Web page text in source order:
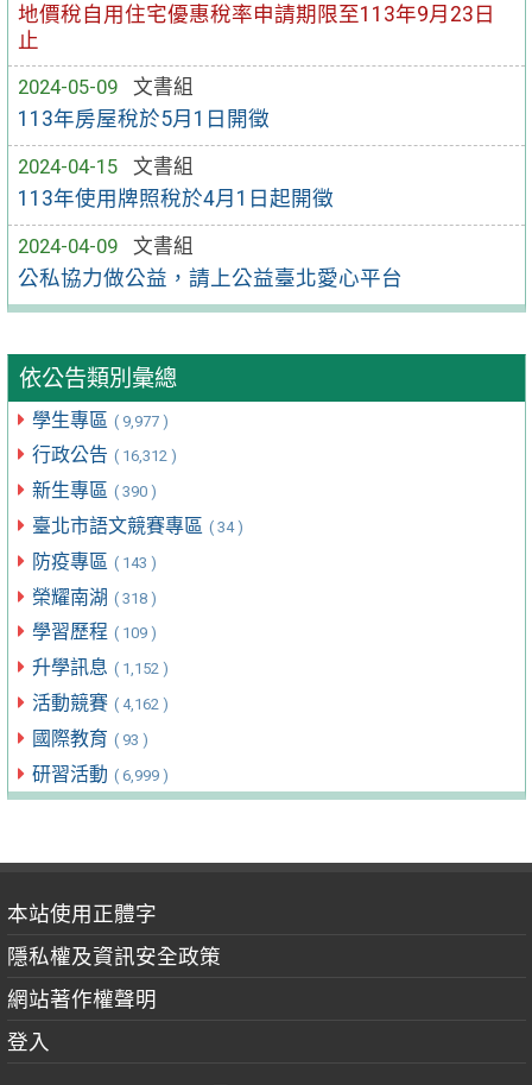
地價稅自用住宅優惠稅率申請期限至113年9月23日
止
2024-05-09
文書組
113年房屋稅於5月1日開徵
2024-04-15
文書組
113年使用牌照稅於4月1日起開徵
2024-04-09
文書組
公私協力做公益，請上公益臺北愛心平台
依公告類別彙總
學生專區 ( 9,977 )
行政公告 ( 16,312 )
新生專區 ( 390 )
臺北市語文競賽專區 ( 34 )
防疫專區 ( 143 )
榮耀南湖 ( 318 )
學習歷程 ( 109 )
升學訊息 ( 1,152 )
活動競賽 ( 4,162 )
國際教育 ( 93 )
研習活動 ( 6,999 )
本站使用正體字
隱私權及資訊安全政策
網站著作權聲明
登入